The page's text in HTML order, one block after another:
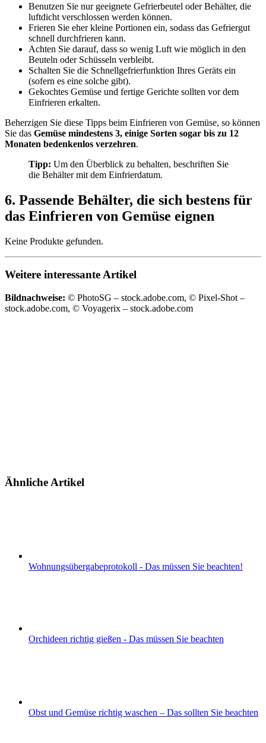
Benutzen Sie nur geeignete Gefrierbeutel oder Behälter, die
luftdicht verschlossen werden können.
Frieren Sie eher kleine Portionen ein, sodass das Gefriergut
schnell durchfrieren kann.
Achten Sie darauf, dass so wenig Luft wie möglich in den
Beuteln oder Schüsseln verbleibt.
Schalten Sie die Schnellgefrierfunktion Ihres Geräts ein
(sofern es eine solche gibt).
Gekochtes Gemüse und fertige Gerichte sollten vor dem
Einfrieren erkalten.
Beherzigen Sie diese Tipps beim Einfrieren von Gemüse, so können
Sie das Gemüse mindestens 3, einige Sorten sogar bis zu 12
Monaten bedenkenlos verzehren.
Tipp: Um den Überblick zu behalten, beschriften Sie
die Behälter mit dem Einfrierdatum.
6. Passende Behälter, die sich bestens für
das Einfrieren von Gemüse eignen
Keine Produkte gefunden.
Weitere interessante Artikel
Bildnachweise: © PhotoSG – stock.adobe.com, © Pixel-Shot –
stock.adobe.com, © Voyagerix – stock.adobe.com
Ähnliche Artikel
Wohnungsübergabeprotokoll - Das müssen Sie beachten!
Orchideen richtig gießen - Das müssen Sie beachten
Obst und Gemüse richtig waschen – Das sollten Sie beachten